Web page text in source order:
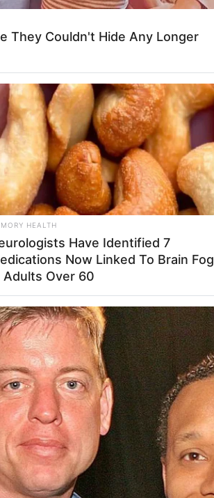
They Couldn't Hide Any Longer
HEALTH
Have Identified 7
Now Linked To Brain Fog
Adults Over 60